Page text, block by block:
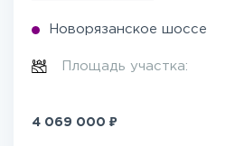
Новорязанское шоссе
Площадь участка:
4 069 000 ₽